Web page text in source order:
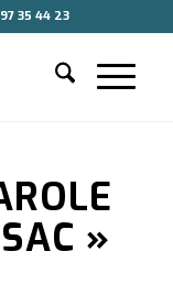
35 44 23
»